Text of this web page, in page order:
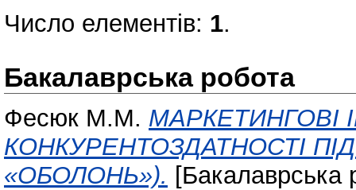
Число елементів: 1.
Бакалаврська робота
Фесюк М.М. МАРКЕТИНГОВІ
КОНКУРЕНТОЗДАТНОСТІ
«ОБОЛОНЬ»). [Бакалаврська